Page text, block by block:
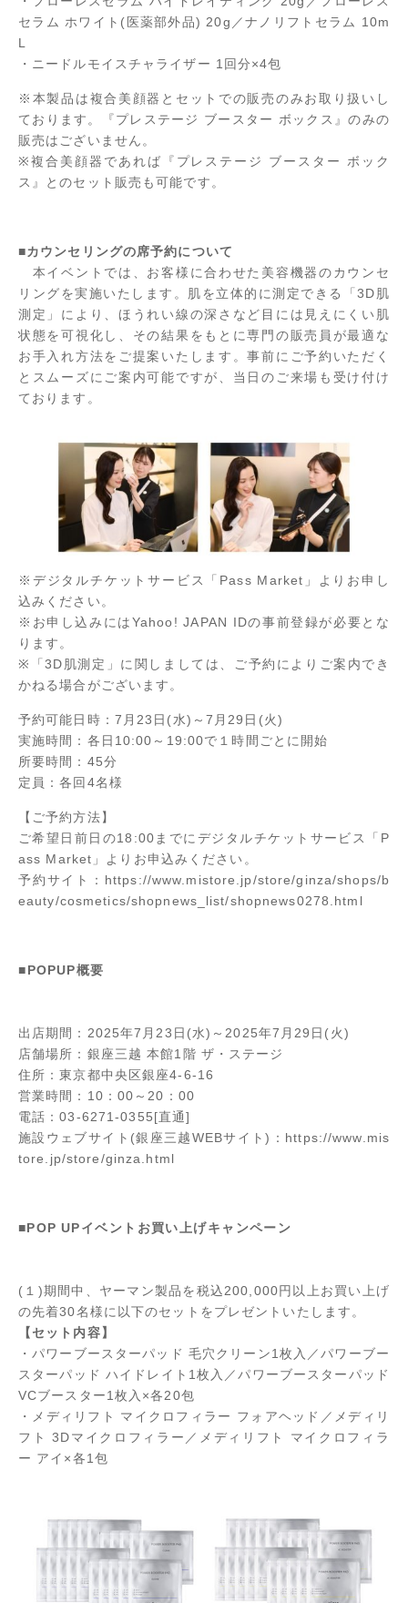
セラム ホワイト(医薬部外品) 20g／ナノリフトセラム 10m
L
・ニードルモイスチャライザー 1回分×4包
※本製品は複合美顔器とセットでの販売のみお取り扱いし
ております。『プレステージ ブースター ボックス』のみの
販売はございません。
※複合美顔器であれば『プレステージ ブースター ボック
ス』とのセット販売も可能です。
■カウンセリングの席予約について
本イベントでは、お客様に合わせた美容機器のカウンセ
リングを実施いたします。肌を立体的に測定できる「3D肌
測定」により、ほうれい線の深さなど目には見えにくい肌
状態を可視化し、その結果をもとに専門の販売員が最適な
お手入れ方法をご提案いたします。事前にご予約いただく
とスムーズにご案内可能ですが、当日のご来場も受け付け
ております。
※デジタルチケットサービス「Pass Market」よりお申し
込みください。
※お申し込みにはYahoo! JAPAN IDの事前登録が必要とな
ります。
※「3D肌測定」に関しましては、ご予約によりご案内でき
かねる場合がございます。
予約可能日時：7月23日(水)～7月29日(火)
実施時間：各日10:00～19:00で１時間ごとに開始
所要時間：45分
定員：各回4名様
【ご予約方法】
ご希望日前日の18:00までにデジタルチケットサービス「P
ass Market」よりお申込みください。
予約サイト： https://www.mistore.jp/store/ginza/shops/b
eauty/cosmetics/shopnews_list/shopnews0278.html
■POPUP概要
出店期間：2025年7月23日(水)～2025年7月29日(火)
店舗場所：銀座三越 本館1階 ザ・ステージ
住所：東京都中央区銀座4-6-16
営業時間：10：00～20：00
電話：03-6271-0355[直通]
施設ウェブサイト(銀座三越WEBサイト)： https://www.mis
tore.jp/store/ginza.html
■POP UPイベントお買い上げキャンペーン
(１)期間中、ヤーマン製品を税込200,000円以上お買い上げ
の先着30名様に以下のセットをプレゼントいたします。
【セット内容】
・パワーブースターパッド 毛穴クリーン1枚入／パワーブー
スターパッド ハイドレイト1枚入／パワーブースターパッド
VCブースター1枚入×各20包
・メディリフト マイクロフィラー フォアヘッド／メディリ
フト 3Dマイクロフィラー／メディリフト マイクロフィラ
ー アイ×各1包